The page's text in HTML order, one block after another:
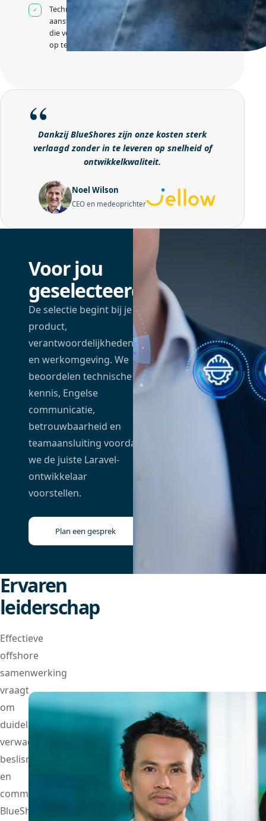
Technische
aansturing zonder
die volledig intern
op te bouwen
Dankzij BlueShores zijn onze kosten sterk
verlaagd zonder in te leveren op snelheid of
ontwikkelkwaliteit.
Noel Wilson
CEO en medeoprichter
Voor jou
geselecteerd
De selectie begint bij je
product,
verantwoordelijkheden
en werkomgeving. We
beoordelen technische
kennis, Engelse
communicatie,
betrouwbaarheid en
teamaansluiting voordat
we de juiste Laravel-
ontwikkelaar
voorstellen.
Plan een gesprek
Ervaren
leiderschap
Effectieve
offshore
samenwerking
vraagt
om
duidelijke
verwachtingen,
beslisrechten
en
communicatieritmes.
BlueShores